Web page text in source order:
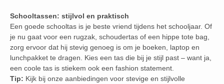
Schooltassen: stijlvol en praktisch
Een goede schooltas is je beste vriend tijdens het schooljaar. Of
je nu gaat voor een rugzak, schoudertas of een hippe tote bag,
zorg ervoor dat hij stevig genoeg is om je boeken, laptop en
lunchpakket te dragen. Kies een tas die bij je stijl past – want ja,
een coole tas is stiekem ook een fashion statement.
Tip: Kijk bij onze aanbiedingen voor stevige en stijlvolle